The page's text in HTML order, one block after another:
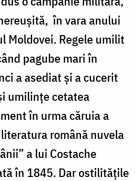
în vara anului
Moldovei. Regele umilit
pagube mari în
a asediat și a cucerit
umilințe cetatea
în urma căruia a
română nuvela
a lui Costache
în 1845. Dar ostilitățile